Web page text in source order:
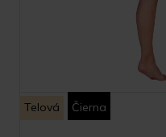
Telová Čierna